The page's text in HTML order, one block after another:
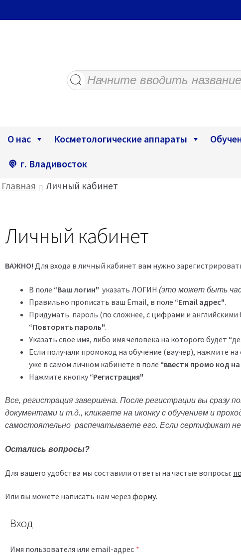
Поиск
товаров
О нас Косметологические аппараты
г. Владивосток
Главная Личный кабинет
Личный кабинет
ВАЖНО! Для входа в личный кабинет вам нужно
В поле “Ваш логин" указать ЛОГИН (это может быть
Правильно прописать ваш Email, в поле “Email адрес".
Придумать пароль (по сложнее, с цифрами и английскими
“Повторить пароль".
Указать свое имя, либо имя человека на которого будет
Если получали промокод на обучение (ваучер), нажмите на
уже в самом личном кабинете в поле “ввести промо код
Нажмите кнопку “Регистрация"
Все, регистрация завершена. После регистрации вы сразу
документами и т.д., кликаете на иконку с обучением и
самостоятельно распечатываете его. Если сертификат
Остались вопросы?
Для вашего удобства мы составили ответы на частые вопросы:
Или вы можете написать нам через форму.
Вход
Имя пользователя или email-адрес *